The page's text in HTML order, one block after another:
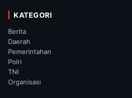
KATEGORI
Berita
Daerah
Pemerintahan
Polri
TNI
Organisasi